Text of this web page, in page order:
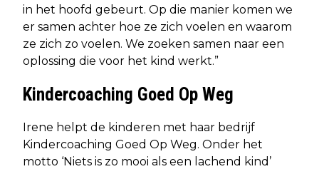
in het hoofd gebeurt. Op die manier komen we
er samen achter hoe ze zich voelen en waarom
ze zich zo voelen. We zoeken samen naar een
oplossing die voor het kind werkt.”
Kindercoaching Goed Op Weg
Irene helpt de kinderen met haar bedrijf
Kindercoaching Goed Op Weg. Onder het
motto ‘Niets is zo mooi als een lachend kind’